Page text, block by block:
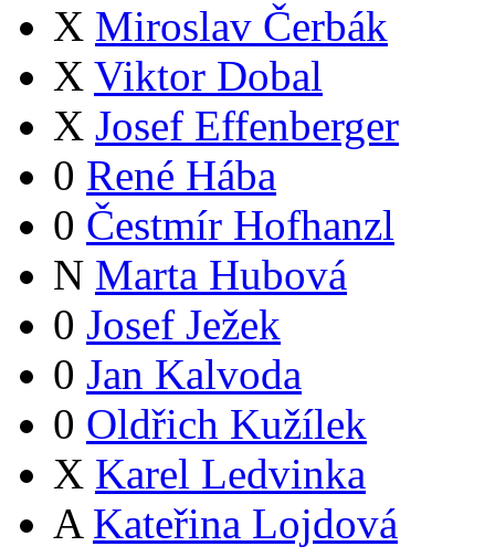
X Miroslav Čerbák
X Viktor Dobal
X Josef Effenberger
0 René Hába
0 Čestmír Hofhanzl
N Marta Hubová
0 Josef Ježek
0 Jan Kalvoda
0 Oldřich Kužílek
X Karel Ledvinka
A Kateřina Lojdová